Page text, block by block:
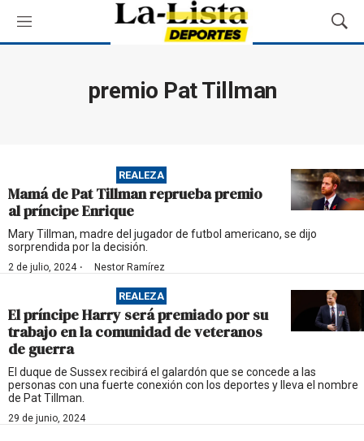
M
e
M
o
ú
s
q
u
premio Pat Tillman
REALEZA
Mamá de Pat Tillman reprueba premio
al príncipe Enrique
Mary Tillman, madre del jugador de futbol americano, se dijo
sorprendida por la decisión.
2 de julio, 2024· Nestor Ramírez
REALEZA
El príncipe Harry será premiado por su
trabajo en la comunidad de veteranos
de guerra
El duque de Sussex recibirá el galardón que se concede a las
personas con una fuerte conexión con los deportes y lleva el nombre
de Pat Tillman.
29 de junio, 2024